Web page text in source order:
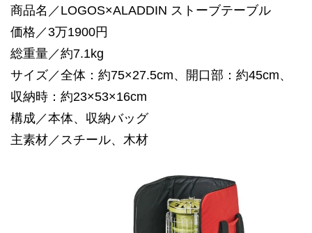
商品名／LOGOS×ALADDIN ストーブテーブル
価格／3万1900円
総重量／約7.1kg
サイズ／全体：約75×27.5cm、開口部：約45cm、
収納時：約23×53×16cm
構成／本体、収納バッグ
主素材／スチール、木材